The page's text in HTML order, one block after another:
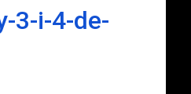
3-i-4-de-